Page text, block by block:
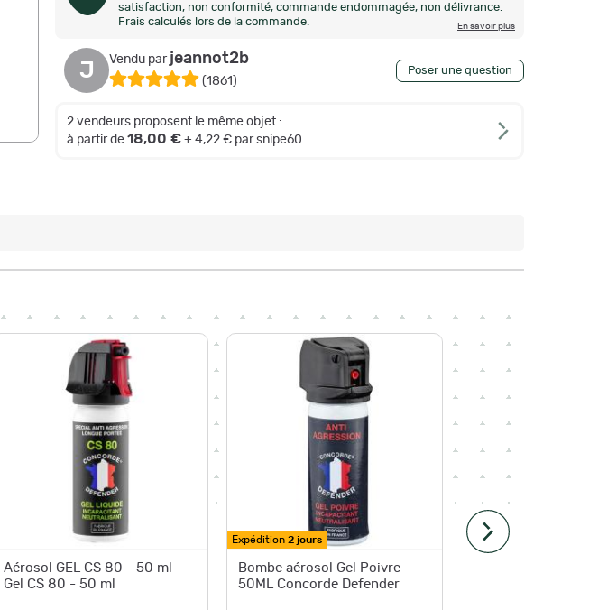
satisfaction, non conformité, commande endommagée, non délivrance.
Frais calculés lors de la commande.
En savoir plus
J Vendu par jeannot2b
(1861 )
Poser une question
2 vendeurs proposent le même objet :
à partir de 18,00 € + 4,22 € par snipe60
Aérosol GEL CS 80 - 50 ml -
Gel CS 80 - 50 ml
Expédition 2 jours
Bombe aérosol Gel Poivre
50ML Concorde Defender